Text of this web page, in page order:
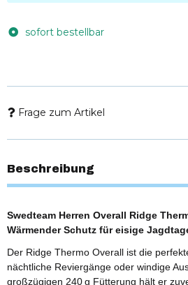
sofort bestellbar
Frage zum Artikel
Beschreibung
Swedteam Herren Overall Ridge
Wärmender Schutz für eisige
Der Ridge Thermo Overall ist die
nächtliche Reviergänge oder windige
großzügigen 240 g Fütterung hält er